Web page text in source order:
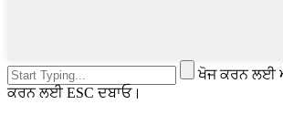
ਖੋਜ ਕਰਨ ਲਈ
ਕਰਨ ਲਈ ESC ਦਬਾਓ।